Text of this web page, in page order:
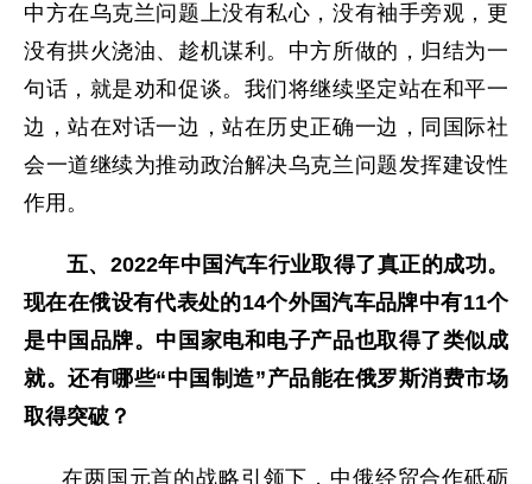
中方在乌克兰问题上没有私心，没有袖手旁观，更
没有拱火浇油、趁机谋利。中方所做的，归结为一
句话，就是劝和促谈。我们将继续坚定站在和平一
边，站在对话一边，站在历史正确一边，同国际社
会一道继续为推动政治解决乌克兰问题发挥建设性
作用。
五、2022年中国汽车行业取得了真正的成功。
现在在俄设有代表处的14个外国汽车品牌中有11个
是中国品牌。中国家电和电子产品也取得了类似成
就。还有哪些“中国制造”产品能在俄罗斯消费市场
取得突破？
在两国元首的战略引领下，中俄经贸合作砥砺